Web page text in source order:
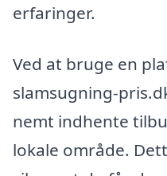
erfaringer.
Ved at bruge en
slamsugning-
nemt indhente
lokale område.